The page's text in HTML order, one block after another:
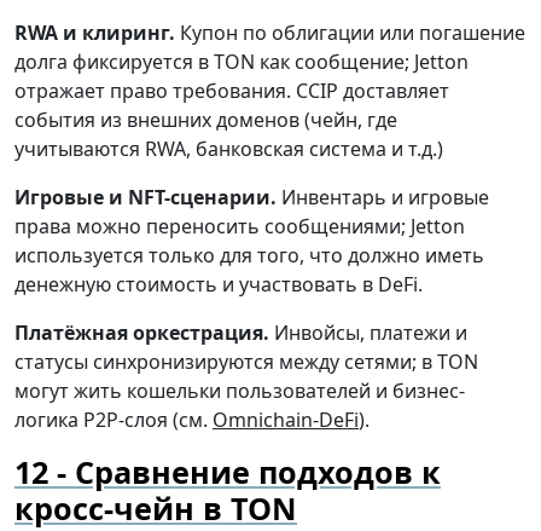
RWA и клиринг. Купон по облигации или погашение
долга фиксируется в TON как сообщение; Jetton
отражает право требования. CCIP доставляет
события из внешних доменов (чейн, где
учитываются RWA, банковская система и т.д.)
Игровые и NFT-сценарии. Инвентарь и игровые
права можно переносить сообщениями; Jetton
используется только для того, что должно иметь
денежную стоимость и участвовать в DeFi.
Платёжная оркестрация. Инвойсы, платежи и
статусы синхронизируются между сетями; в TON
могут жить кошельки пользователей и бизнес-
логика P2P-слоя (см. Omnichain-DeFi).
Сравнение подходов к
кросс-чейн в TON